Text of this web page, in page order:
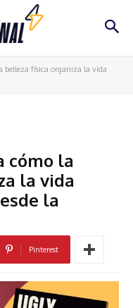
belleza física organiza la vida
cómo la
la vida
la
Pinterest